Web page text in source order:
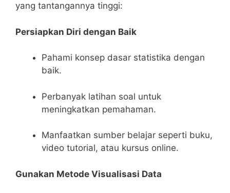
yang tantangannya tinggi:
Persiapkan Diri dengan Baik
Pahami konsep dasar statistika⁤ dengan
baik.
Perbanyak latihan soal untuk
meningkatkan pemahaman.
Manfaatkan sumber belajar ‍seperti buku,⁢
video tutorial,​ atau kursus online.
Gunakan ‍Metode Visualisasi Data